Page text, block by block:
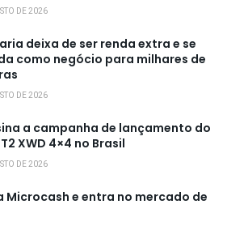
DE 2026
deixa de ser renda extra e se
como negócio para milhares de
DE 2026
a campanha de lançamento do
T2 XWD 4×4 no Brasil
DE 2026
Microcash e entra no mercado de